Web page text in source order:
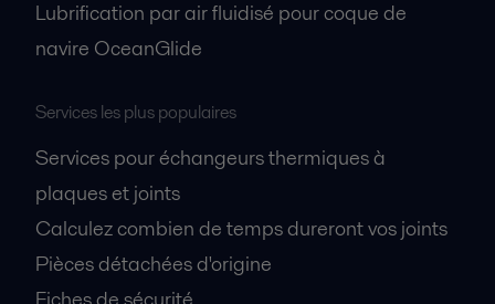
Lubrification par air fluidisé pour coque de
navire OceanGlide
Services les plus populaires
Services pour échangeurs thermiques à
plaques et joints
Calculez combien de temps dureront vos joints
Pièces détachées d'origine